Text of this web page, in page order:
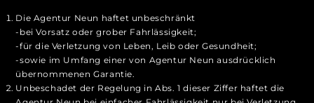
Die Agentur Neun haftet unbeschränkt
-bei Vorsatz oder grober Fahrlässigkeit;
-für die Verletzung von Leben, Leib oder Gesundheit;
-sowie im Umfang einer von Agentur Neun ausdrücklich
übernommenen Garantie.
Unbeschadet der Regelung in Abs. 1 dieser Ziffer haftet die